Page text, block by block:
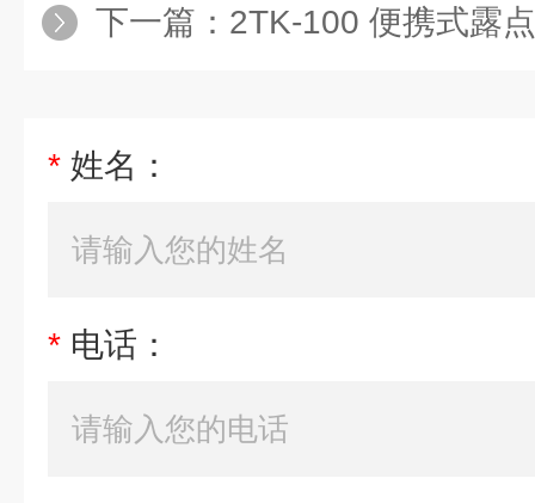
下一篇： 2TK-100 便携式露
* 姓名：
* 电话：